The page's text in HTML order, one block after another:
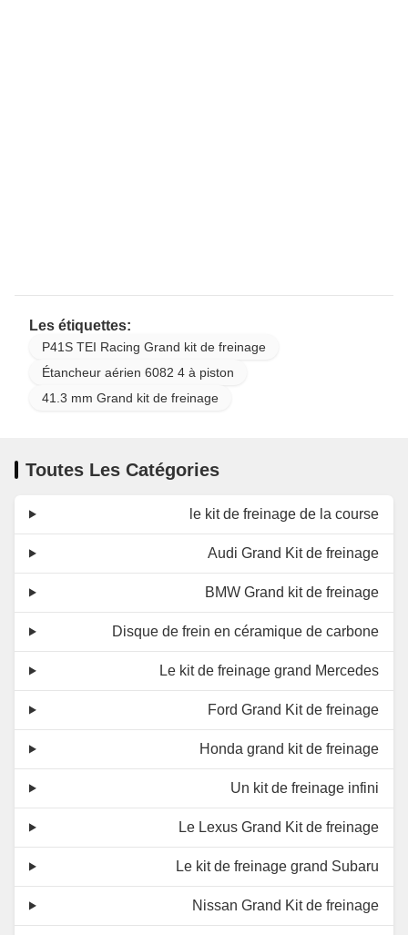
Les étiquettes:
P41S TEI Racing Grand kit de freinage
Étancheur aérien 6082 4 à piston
41.3 mm Grand kit de freinage
Toutes Les Catégories
le kit de freinage de la course
Audi Grand Kit de freinage
BMW Grand kit de freinage
Disque de frein en céramique de carbone
Le kit de freinage grand Mercedes
Ford Grand Kit de freinage
Honda grand kit de freinage
Un kit de freinage infini
Le Lexus Grand Kit de freinage
Le kit de freinage grand Subaru
Nissan Grand Kit de freinage